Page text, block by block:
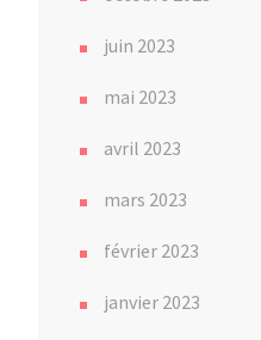
juin 2023
mai 2023
avril 2023
mars 2023
février 2023
janvier 2023